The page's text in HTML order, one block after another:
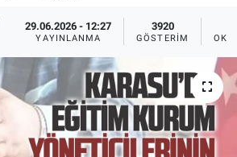
29.06.2026 - 12:27
YAYINLANMA
3920
GÖSTERIM